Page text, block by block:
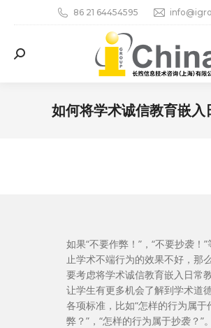
86 21 64454595
Search:
如何将学术诚信教育嵌入
如果“不要作弊！”，“不要抄袭！”
止学术不端行为的效果不好，那
要考虑将学术诚信教育嵌入日常
让学生有更多机会了解到学术道
各项标准，比如“怎样的行为属于
弊？”，“怎样的行为属于抄袭？”。